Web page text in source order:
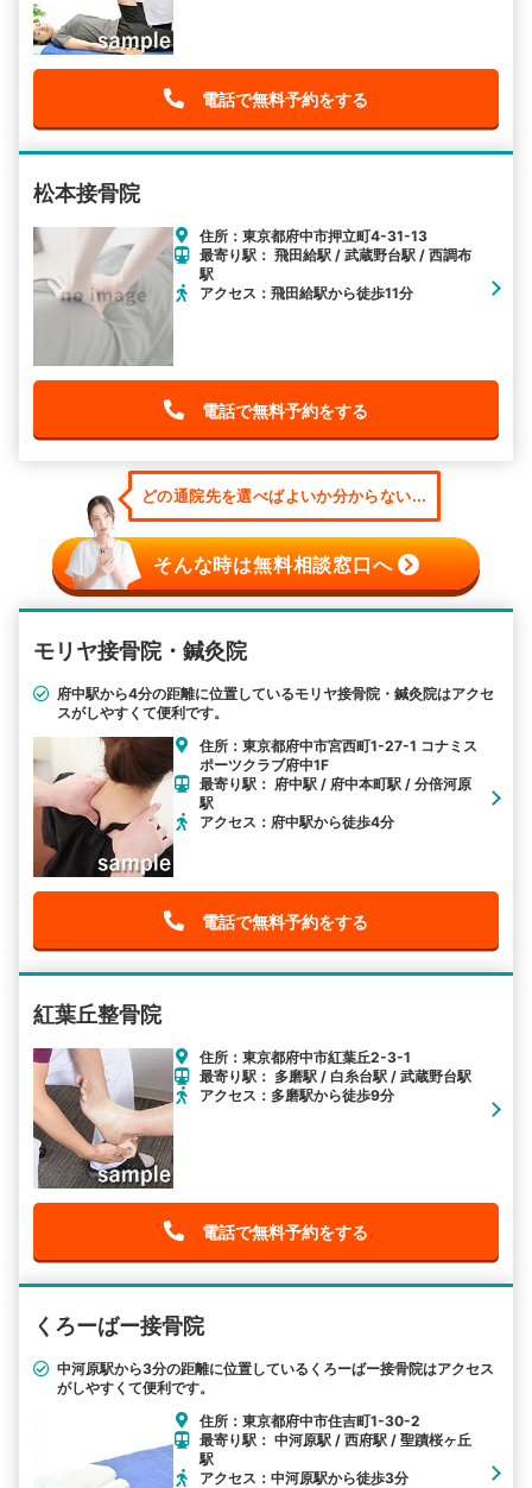
電話で無料予約をする
松本接骨院
住所：東京都府中市押立町4-31-13
最寄り駅： 飛田給駅 / 武蔵野台駅 / 西調布
駅
アクセス：飛田給駅から徒歩11分
電話で無料予約をする
どの通院先を選べばよいか分からない...
そんな時は無料相談窓口へ
モリヤ接骨院・鍼灸院
府中駅から4分の距離に位置しているモリヤ接骨院・鍼灸院はアクセ
スがしやすくて便利です。
住所：東京都府中市宮西町1-27-1 コナミス
ポーツクラブ府中1F
最寄り駅： 府中駅 / 府中本町駅 / 分倍河原
駅
アクセス：府中駅から徒歩4分
電話で無料予約をする
紅葉丘整骨院
住所：東京都府中市紅葉丘2-3-1
最寄り駅： 多磨駅 / 白糸台駅 / 武蔵野台駅
アクセス：多磨駅から徒歩9分
電話で無料予約をする
くろーばー接骨院
中河原駅から3分の距離に位置しているくろーばー接骨院はアクセス
がしやすくて便利です。
住所：東京都府中市住吉町1-30-2
最寄り駅： 中河原駅 / 西府駅 / 聖蹟桜ヶ丘
駅
アクセス：中河原駅から徒歩3分